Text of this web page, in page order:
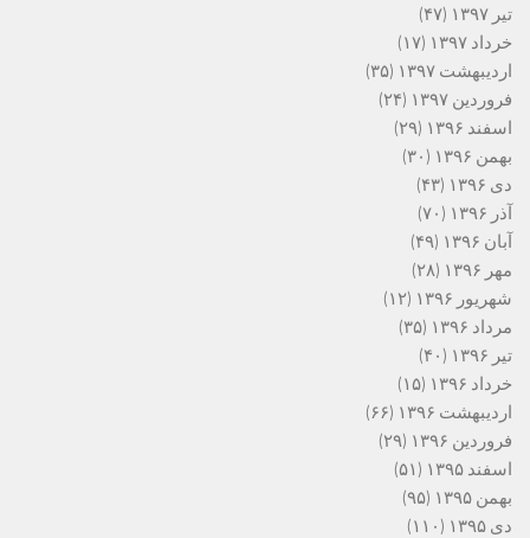
تیر ۱۳۹۷
(۴۷)
خرداد ۱۳۹۷
(۱۷)
اردیبهشت ۱۳۹۷
(۳۵)
فروردین ۱۳۹۷
(۲۴)
اسفند ۱۳۹۶
(۲۹)
بهمن ۱۳۹۶
(۳۰)
دی ۱۳۹۶
(۴۳)
آذر ۱۳۹۶
(۷۰)
آبان ۱۳۹۶
(۴۹)
مهر ۱۳۹۶
(۲۸)
شهریور ۱۳۹۶
(۱۲)
مرداد ۱۳۹۶
(۳۵)
تیر ۱۳۹۶
(۴۰)
خرداد ۱۳۹۶
(۱۵)
اردیبهشت ۱۳۹۶
(۶۶)
فروردین ۱۳۹۶
(۲۹)
اسفند ۱۳۹۵
(۵۱)
بهمن ۱۳۹۵
(۹۵)
دی ۱۳۹۵
(۱۱۰)